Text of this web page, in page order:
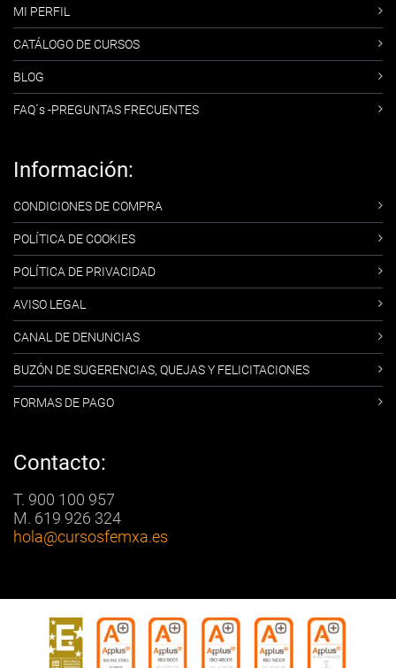
MI PERFIL
CATÁLOGO DE CURSOS
BLOG
FAQ´s -PREGUNTAS FRECUENTES
Información:
CONDICIONES DE COMPRA
POLÍTICA DE COOKIES
POLÍTICA DE PRIVACIDAD
AVISO LEGAL
CANAL DE DENUNCIAS
BUZÓN DE SUGERENCIAS, QUEJAS Y FELICITACIONES
FORMAS DE PAGO
Contacto:
T. 900 100 957
M. 619 926 324
hola@cursosfemxa.es